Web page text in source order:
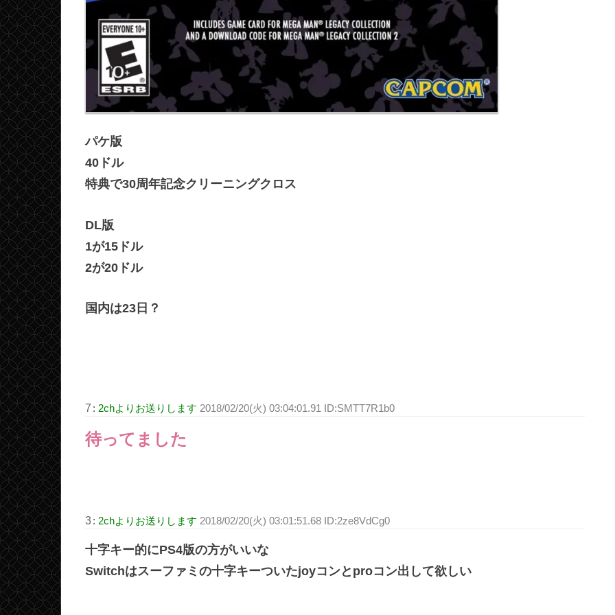
パケ版
40ドル
特典で30周年記念クリーニングクロス
DL版
1が15ドル
2が20ドル
国内は23日？
7 : 2chよりお送りします 2018/02/20(火) 03:04:01.91 ID:SMTT7R1b0
待ってました
3: 2chよりお送りします 2018/02/20(火) 03:01:51.68 ID:2ze8VdCg0
十字キー的にPS4版の方がいいな
Switchはスーファミの十字キーついたjoyコンとproコン出して欲しい